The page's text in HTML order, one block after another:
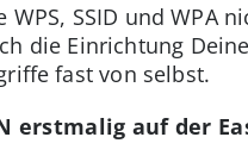
WPS, SSID und
die Einrichtung
fast von selbst.
erstmalig auf der